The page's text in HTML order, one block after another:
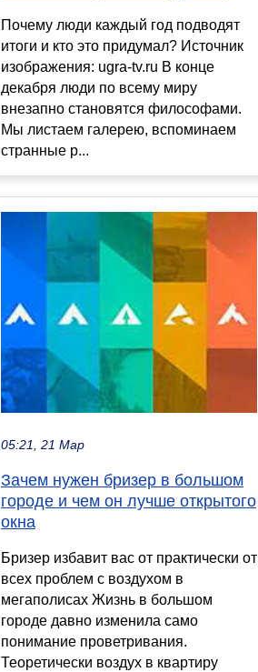
Почему люди каждый год подводят
итоги и кто это придумал? Источник
изображения: ugra-tv.ru В конце
декабря люди по всему миру
внезапно становятся философами.
Мы листаем галерею, вспоминаем
странные р...
05:21, 21 Мар
Зачем нужен бризер в большом
городе и чем он лучше открытого
окна
Бризер избавит вас от практически от
всех проблем с воздухом в
мегаполисах Жизнь в большом
городе давно изменила само
понимание проветривания.
Теоретически воздух в квартиру